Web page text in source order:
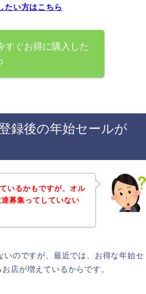
たい方はこちら
すぐお得に購入した
録後の年始セールが
いるかもですが、オル
募集ってしていない
のですが、最近では、お得な年始セ
店が増えているからです。